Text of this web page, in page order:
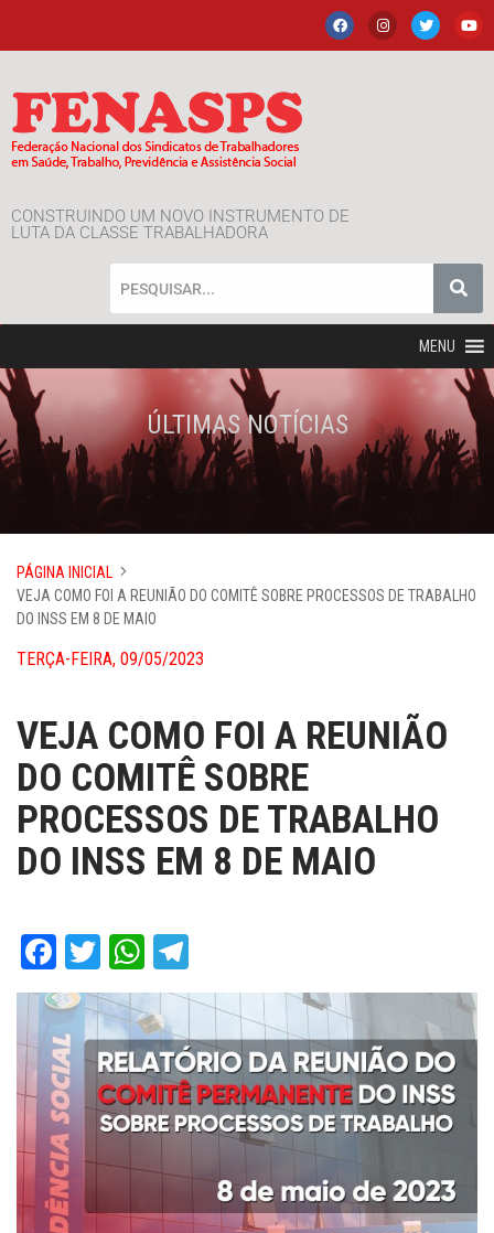
CONSTRUINDO UM NOVO INSTRUMENTO DE
LUTA DA CLASSE TRABALHADORA
MENU
ÚLTIMAS NOTÍCIAS
PÁGINA INICIAL
VEJA COMO FOI A REUNIÃO DO COMITÊ SOBRE PROCESSOS DE TRABALHO
DO INSS EM 8 DE MAIO
TERÇA-FEIRA, 09/05/2023
VEJA COMO FOI A REUNIÃO
DO COMITÊ SOBRE
PROCESSOS DE TRABALHO
DO INSS EM 8 DE MAIO
Facebook
TwitterWhatsApp